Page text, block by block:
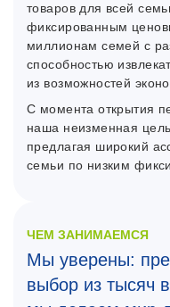
товаров для всей
фиксированным
миллионам семей с
способностью
из возможностей
C момента открытия
наша неизменная
предлагая широкий
семьи по низким
ЧЕМ ЗАНИМАЕМСЯ
Мы уверены:
выбор из тысяч